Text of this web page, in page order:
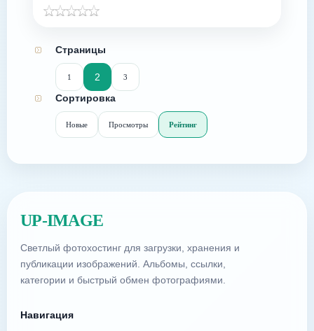
Страницы
1 2 3
Сортировка
Новые Просмотры Рейтинг
UP-IMAGE
Светлый фотохостинг для загрузки, хранения и
публикации изображений. Альбомы, ссылки,
категории и быстрый обмен фотографиями.
Навигация